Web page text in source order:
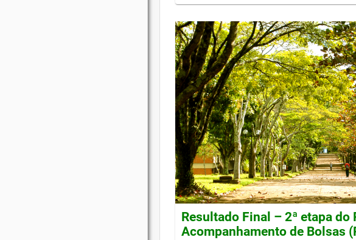
Resultado Final – 2ª etapa do
Acompanhamento de Bolsas